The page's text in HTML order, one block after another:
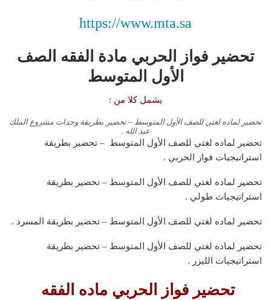
https://www.mta.sa
تحضير فواز الحربي مادة الفقه الصف
الأول المتوسط
يشمل كلا من :
تحضير لماده لغتي للصف الأول المتوسط – تحضير بطريقة وحدات مشروع الملك
عبد الله .
تحضير لماده لغتي للصف الأول المتوسط – تحضير بطريقة
استراتيجيات فواز الحربي .
تحضير لماده لغتي للصف الأول المتوسط – تحضير بطريقة
استراتيجيات طولي .
تحضير لماده لغتي للصف الأول المتوسط – تحضير بطريقة المسرد .
تحضير لماده لغتي للصف الأول المتوسط – تحضير بطريقة
استراتيجيات الليزر .
تحضير فواز الحربي ماده الفقه